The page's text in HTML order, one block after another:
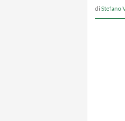
diStefano